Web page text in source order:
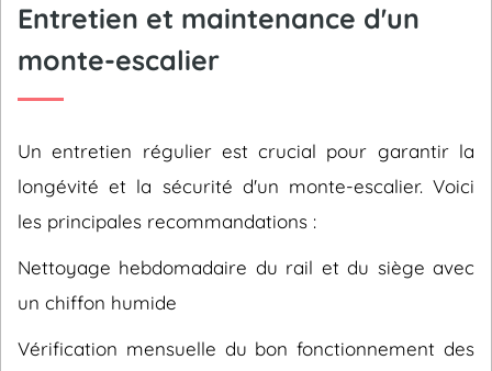
Entretien et maintenance d'un
monte-escalier
Un entretien régulier est crucial pour garantir la
longévité et la sécurité d'un monte-escalier. Voici
les principales recommandations :
Nettoyage hebdomadaire du rail et du siège avec
un chiffon humide
Vérification mensuelle du bon fonctionnement des